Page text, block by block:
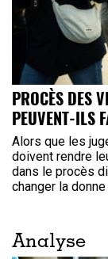
PROCÈS DES
PEUVENT-ILS
Alors que les
doivent rendre
dans le procès
changer la donne
Analyse